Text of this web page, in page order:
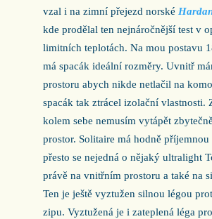
vzal i na zimní přejezd norské
kde prodělal ten nejnáročnější test v
limitních teplotách. Na mou postavu
má spacák ideální rozměry. Uvnitř
prostoru abych nikde netlačil na
spacák tak ztrácel izolační vlastnosti.
kolem sebe nemusím vytápět
prostor. Solitaire má hodně příjemnou
přesto se nejedná o nějaký ultralight
právě na vnitřním prostoru a také na
Ten je ještě vyztužen silnou légou
zipu. Vyztužená je i zateplená léga